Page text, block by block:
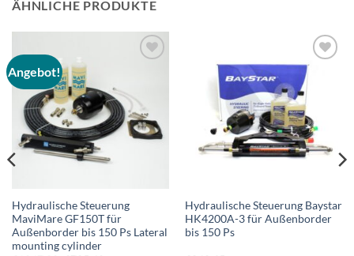
ÄHNLICHE PRODUKTE
Angebot!
Hydraulische Steuerung
MaviMare GF150T für
Außenborder bis 150 Ps Lateral
mounting cylinder
Auf die
Wunschliste
Hydraulische Steuerung Baystar
HK4200A-3 für Außenborder
bis 150 Ps